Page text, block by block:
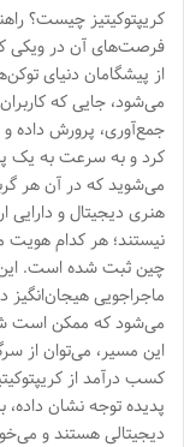
کریپتوکیتیز چیست؟
می‌شود، جایی که
کرد و به سرعت به یک
می‌شوید که در آن هر
هنری دیجیتال و دارایی
نیستند؛ هر کدام هویت
چین ثبت شده است. این
ماجراجویی
می‌شود که ممکن است
این مسیر، می‌توان از
کسب درآمد از
پدیده توجه نشان داده،
دیجیتالی هستند و